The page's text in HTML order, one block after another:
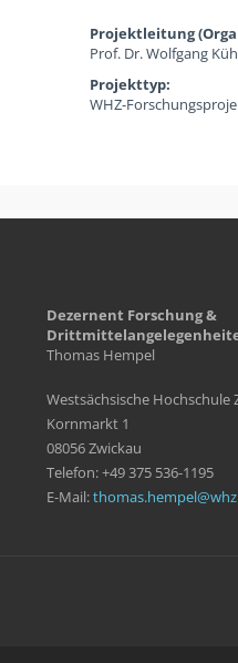
Projektleitung
Prof. Dr. Wolfgang
Projekttyp:
WHZ-
Dezernent Forschung &
Thomas Hempel
Westsächsische Hochschule
Kornmarkt 1
08056 Zwickau
Telefon: +49 375 536-1195
E-Mail:thomas.hempel whz